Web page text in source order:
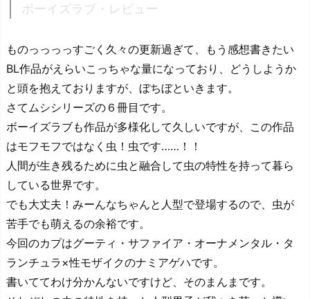
ボーイズラブ・レビュー
ものっっっっすごく久々の更新過ぎて、もう感想書きたい
BL作品がえらいこっちゃな量になっており、どうしようか
と頭を抱えておりますが、ぼちぼといきます。
さてムシシリーズの６冊目です。
ボーイズラブも作品が多様化して久しいですが、この作品
はモフモフではなく虫！虫です……！！
人間が生き残るために虫と融合して虫の特性を持って暮ら
している世界です。
でも大丈夫！みーんなちゃんと人型で登場するので、虫が
苦手でも萌えるの余裕です。
今回のカプはグーティ・サファイア・オーナメンタル・タ
ランチュラ×性モザイクのナミアゲハです。
書いててわけ分かんないですけど、そのまんまです。